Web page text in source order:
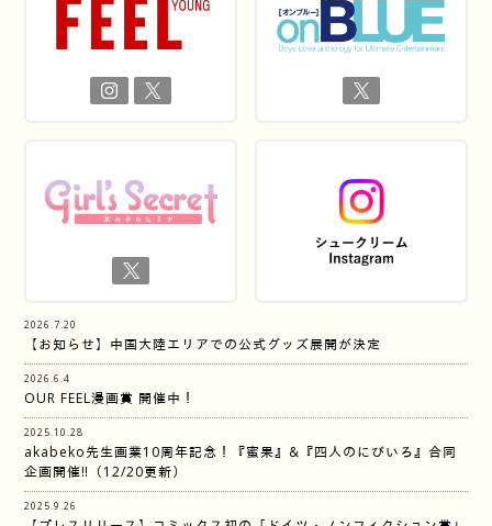
2026.7.20
【お知らせ】中国大陸エリアでの公式グッズ展開が決定
2026.6.4
OUR FEEL漫画賞 開催中！
2025.10.28
akabeko先生画業10周年記念！『蜜果』&『四人のにびいろ』合同
企画開催‼︎（12/20更新）
2025.9.26